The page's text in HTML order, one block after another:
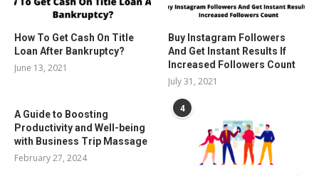
How To Get Cash On Title
Loan After Bankruptcy?
June 13, 2021
Buy Instagram Followers
And Get Instant Results If
Increased Followers Count
July 31, 2021
A Guide to Boosting
Productivity and Well-being
with Business Trip Massage
February 27, 2024
4